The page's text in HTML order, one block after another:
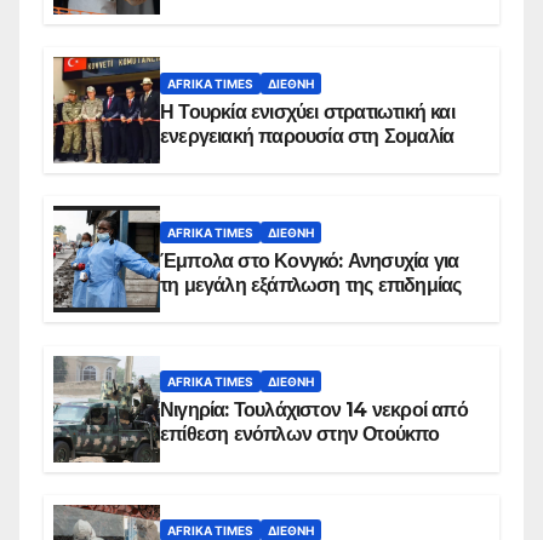
AFRIKA TIMES ΔΙΕΘΝΉ
Η Τουρκία ενισχύει στρατιωτική και
ενεργειακή παρουσία στη Σομαλία
AFRIKA TIMES ΔΙΕΘΝΉ
Έμπολα στο Κονγκό: Ανησυχία για
τη μεγάλη εξάπλωση της επιδημίας
AFRIKA TIMES ΔΙΕΘΝΉ
Νιγηρία: Τουλάχιστον 14 νεκροί από
επίθεση ενόπλων στην Οτούκπο
AFRIKA TIMES ΔΙΕΘΝΉ